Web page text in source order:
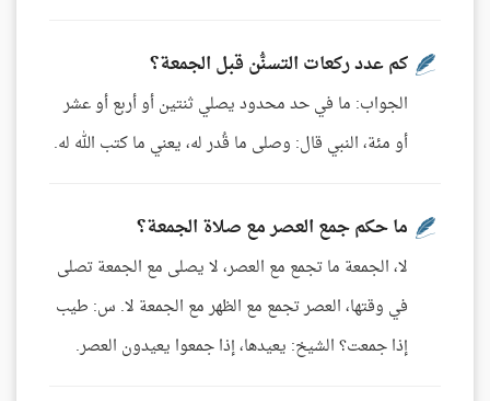
كم عدد ركعات التسنُّن قبل الجمعة؟
الجواب: ما في حد محدود يصلي ثنتين أو أربع أو عشر
أو مئة، النبي قال: وصلى ما قُدر له، يعني ما كتب الله له.
ما حكم جمع العصر مع صلاة الجمعة؟
لا، الجمعة ما تجمع مع العصر، لا يصلى مع الجمعة تصلى
في وقتها، العصر تجمع مع الظهر مع الجمعة لا. س: طيب
إذا جمعت؟ الشيخ: يعيدها، إذا جمعوا يعيدون العصر.